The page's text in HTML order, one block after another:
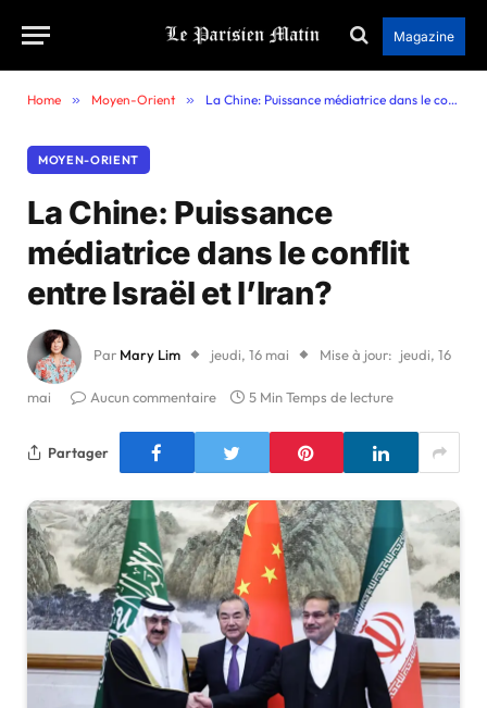
Magazine
Home » Moyen-Orient » La Chine: Puissance médiatrice dans le conflit entre Israël et l’Iran?
MOYEN-ORIENT
La Chine: Puissance
médiatrice dans le conflit
entre Israël et l’Iran?
Par Mary Lim jeudi, 16 mai Mise à jour: jeudi, 16
mai Aucun commentaire 5 Min Temps de lecture
Partager